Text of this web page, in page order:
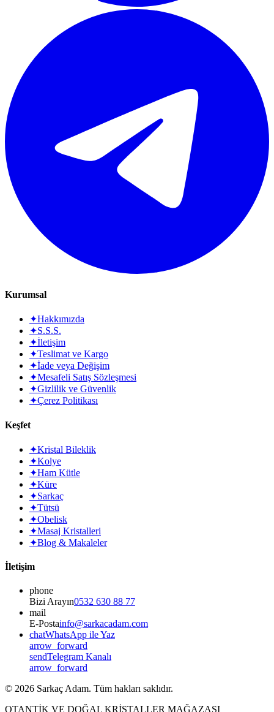
Kurumsal
✦Hakkımızda
✦S.S.S.
✦İletişim
✦Teslimat ve Kargo
✦İade veya Değişim
✦Mesafeli Satış Sözleşmesi
✦Gizlilik ve Güvenlik
✦Çerez Politikası
Keşfet
✦Kristal Bileklik
✦Kolye
✦Ham Kütle
✦Küre
✦Sarkaç
✦Tütsü
✦Obelisk
✦Masaj Kristalleri
✦Blog & Makaleler
İletişim
phone
Bizi Arayın0532 630 88 77
mail
E-Postainfo@sarkacadam.com
chatWhatsApp ile Yaz
arrow_forward
sendTelegram Kanalı
arrow_forward
© 2026 Sarkaç Adam. Tüm hakları saklıdır.
OTANTİK VE DOĞAL KRİSTALLER MAĞAZASI